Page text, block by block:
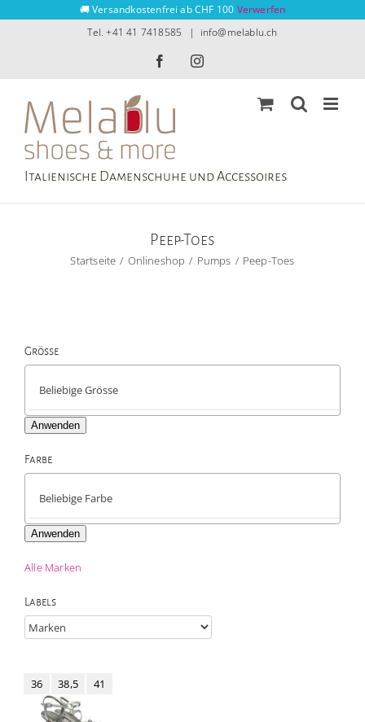
🚚 Versandkostenfrei ab CHF 100 Verwerfen
Tel. +41 41 7418585 | info@melablu.ch
FacebookInstagram
Italienische Damenschuhe und Accessoires
Peep-Toes
Startseite Onlineshop Pumps Peep-Toes
36 38,5 41
Grösse
Anwenden
Farbe
Anwenden
Alle Marken
Labels